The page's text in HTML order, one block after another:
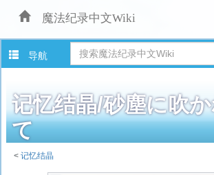
魔法纪录中文Wiki
导航
记忆结晶/砂塵に
て
<记忆结晶